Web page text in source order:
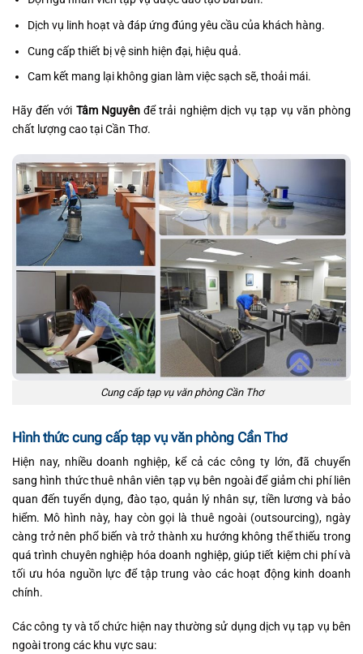
Dịch vụ linh hoạt và đáp ứng đúng yêu cầu của khách hàng.
Cung cấp thiết bị vệ sinh hiện đại, hiệu quả.
Cam kết mang lại không gian làm việc sạch sẽ, thoải mái.
Hãy đến với Tâm Nguyênđể trải nghiệm dịch vụ tạp vụ văn phòng
chất lượng cao tại Cần Thơ.
Cung cấp tạp vụ văn phòng Cần Thơ
Hình thức cung cấp tạp vụ văn phòng Cần Thơ
Hiện nay, nhiều doanh nghiệp, kể cả các công ty lớn, đã chuyển
sang hình thức thuê nhân viên tạp vụ bên ngoài để giảm chi phí liên
quan đến tuyển dụng, đào tạo, quản lý nhân sự, tiền lương và bảo
hiểm. Mô hình này, hay còn gọi là thuê ngoài (outsourcing), ngày
càng trở nên phổ biến và trở thành xu hướng không thể thiếu trong
quá trình chuyên nghiệp hóa doanh nghiệp, giúp tiết kiệm chi phí và
tối ưu hóa nguồn lực để tập trung vào các hoạt động kinh doanh
chính.
Các công ty và tổ chức hiện nay thường sử dụng dịch vụ tạp vụ bên
ngoài trong các khu vực sau: